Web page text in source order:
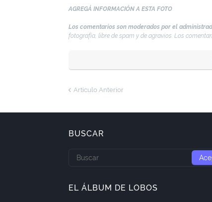
AGREGÁ INFORMACIÓN A ESTA FOTO
Los comentarios son moderados por el
fotografía, libre de spam y de agravios. Los
Artículo Anterior
BUSCAR
EL ÁLBUM DE LOBOS